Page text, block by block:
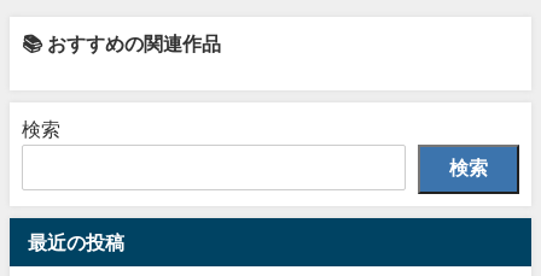
📚 おすすめの関連作品
検索
検索
最近の投稿